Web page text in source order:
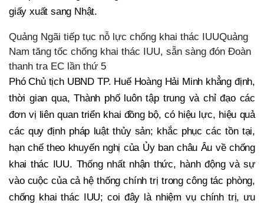
giấy xuất sang Nhật.
Quảng Ngãi tiếp tục nỗ lực chống khai thác IUUQuảng
Nam tăng tốc chống khai thác IUU, sẵn sàng đón Đoàn
thanh tra EC lần thứ 5
Phó Chủ tịch UBND TP. Huế Hoàng Hải Minh khẳng định,
thời gian qua, Thành phố luôn tập trung và chỉ đạo các
đơn vị liên quan triển khai đồng bộ, có hiệu lực, hiệu quả
các quy định pháp luật thủy sản; khắc phục các tồn tại,
hạn chế theo khuyến nghị của Ủy ban châu Âu về chống
khai thác IUU. Thống nhất nhận thức, hành động và sự
vào cuộc của cả hệ thống chính trị trong công tác phòng,
chống khai thác IUU; coi đây là nhiệm vụ chính trị, ưu